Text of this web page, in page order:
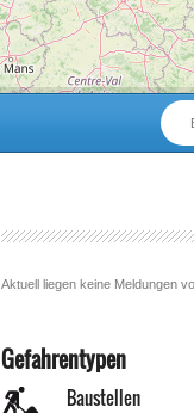
Aktuell liegen keine Meldungen
Gefahrentypen
Baustellen